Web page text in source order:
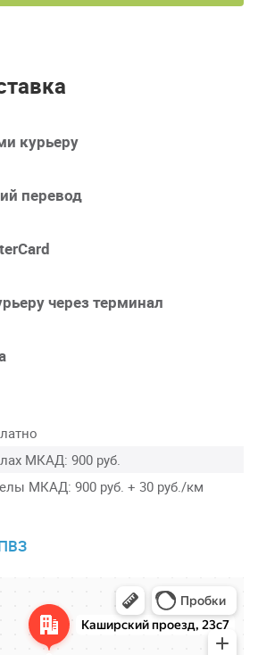
курьеру
перевод
через терминал
МКАД 900 руб.
МКАД 900 руб. + 30 руб./км